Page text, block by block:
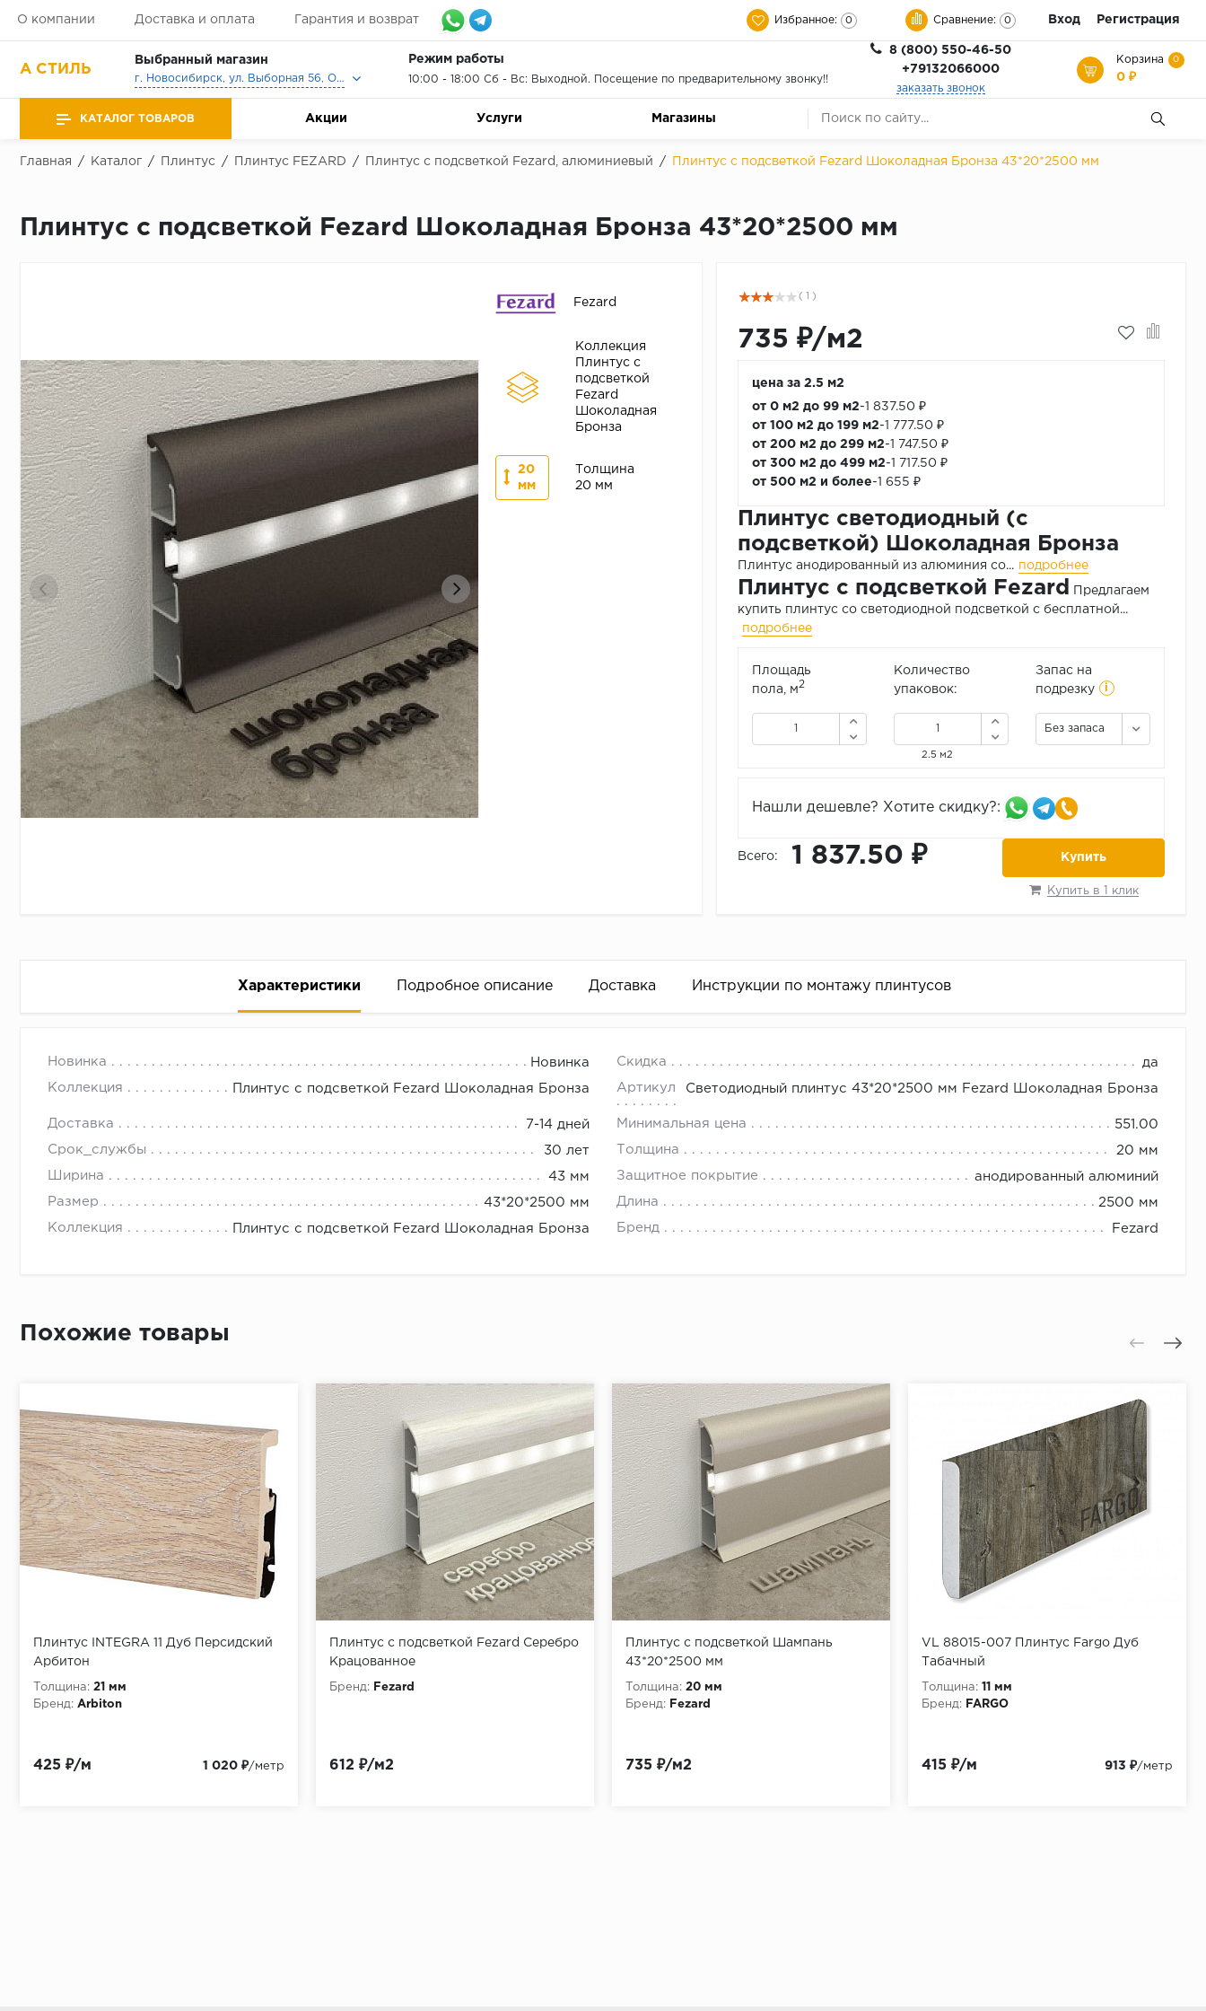
О компании Доставка и оплата Гарантия и возврат Избранное: 0 Сравнение: 0 Вход Регистрация
А СТИЛЬ
Выбранный магазин
г. Новосибирск, ул. Выборная 56, Офис, Выставочный зал
Режим работы
10:00 - 18:00 Сб - Вс: Выходной. Посещение по предварительному звонку!!
8 (800) 550-46-50
+79132066000
заказать звонок
Корзина 0
0 ₽
КАТАЛОГ ТОВАРОВ Акции Услуги Магазины
Главная / Каталог / Плинтус / Плинтус FEZARD / Плинтус с подсветкой Fezard, алюминиевый / Плинтус с подсветкой Fezard Шоколадная Бронза 43*20*2500 мм
Плинтус с подсветкой Fezard Шоколадная Бронза 43*20*2500 мм
Fezard
Коллекция
Плинтус с
подсветкой
Fezard
Шоколадная
Бронза
20
мм
Толщина
20 мм
( 1 )
735 ₽/м2
цена за 2.5 м2
от 0 м2 до 99 м2-1 837.50 ₽
от 100 м2 до 199 м2-1 777.50 ₽
от 200 м2 до 299 м2-1 747.50 ₽
от 300 м2 до 499 м2-1 717.50 ₽
от 500 м2 и более-1 655 ₽
Плинтус светодиодный (с
подсветкой) Шоколадная Бронза
Плинтус анодированный из алюминия со... подробнее
Плинтус с подсветкой Fezard
Предлагаем
купить плинтус со светодиодной подсветкой с бесплатной...
подробнее
Площадь
пола, м2
Количество
упаковок:
2.5 м2
Запас на
подрезку
i
Без запаса
Нашли дешевле? Хотите скидку?:
Всего: 1 837.50 ₽ Купить
Купить в 1 клик
Характеристики Подробное описание Доставка Инструкции по монтажу плинтусов
Новинка Новинка Скидка да
Коллекция Плинтус с подсветкой Fezard Шоколадная Бронза Артикул Светодиодный плинтус 43*20*2500 мм Fezard Шоколадная Бронза
Доставка 7-14 дней Минимальная цена 551.00
Срок_службы 30 лет Толщина 20 мм
Ширина 43 мм Защитное покрытие анодированный алюминий
Размер 43*20*2500 мм Длина 2500 мм
Коллекция Плинтус с подсветкой Fezard Шоколадная Бронза Бренд Fezard
Уменьшить полученную цифру на ширину двери и окна (если оно спускается до пола).
Внимательно просчитать возможные неровности (эркеры, колонны и т.д.)
Ориентируясь на полученный в результате показатель, определить необходимое количество плинтуса.
- к полученной цифре в метрах, прибавить 1,5 - 2 м (про запас)
От первой отметки отмерить еще 40 см и поставить следующую отметку.
Проставить отметки по всему периметру помещения.
В отметках при помощи перфоратора просверлить отверстия, вставить дюбеля.
Приложить плинтус к стене, разметить на нем будущие отверстия.
Просверлить плинтус.
При помощи шуруповерта завернуть саморезы через плинтус в дюбеля.
Похожие товары
Плинтус INTEGRA 11 Дуб Персидский
Арбитон
Толщина: 21 мм
Бренд: Arbiton
425 ₽/м 1 020 ₽/метр
Плинтус с подсветкой Fezard Серебро
Крацованное
Бренд: Fezard
612 ₽/м2
Плинтус с подсветкой Шампань
43*20*2500 мм
Толщина: 20 мм
Бренд:
Fezard
735 ₽/м2
VL 88015-007 Плинтус Fargo Дуб
Табачный
Толщина: 11 мм
Бренд:
FARGO
415 ₽/м 913 ₽/метр